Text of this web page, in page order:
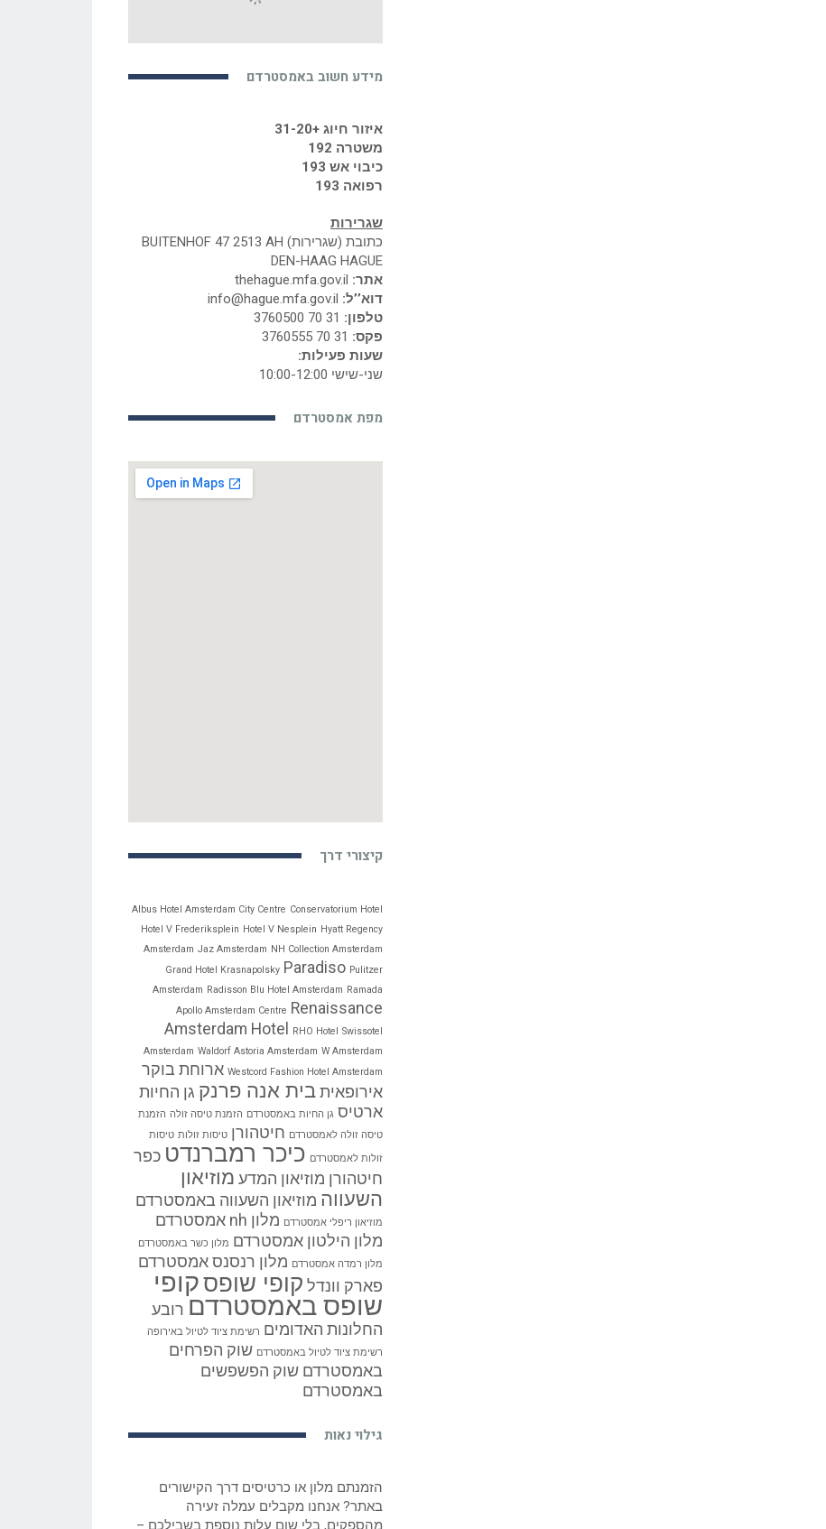
מידע חשוב באמסטרדם
איזור חיוג +31-20
משטרה 192
כיבוי אש 193
רפואה 193
שגרירות
כתובת (שגרירות) BUITENHOF 47 2513 AH
DEN-HAAG HAGUE
אתר:
דוא’’ל:
טלפון:
פקס:
שעות פעילות:
שני-שישי 10:00-12:00
מפת אמסטרדם
קיצורי דרך
Albus Hotel Amsterdam City Centre Conservatorium Hotel
Hotel V Frederiksplein Hotel V Nesplein Hyatt Regency
Amsterdam Jaz Amsterdam NH Collection Amsterdam
Grand Hotel Krasnapolsky Paradiso Pulitzer
Amsterdam Radisson Blu Hotel Amsterdam Ramada
Apollo Amsterdam Centre Renaissance
Amsterdam Hotel
RHO Hotel Swissotel
Amsterdam Waldorf Astoria Amsterdam W Amsterdam
Westcord Fashion Hotel Amsterdam ארוחת בוקר
אירופאית בית אנה פרנק גן החיות
ארטיס גן החיות באמסטרדם הזמנת טיסה זולה הזמנת
טיסה זולה לאמסטרדם חיטהורן טיסות זולות טיסות
זולות לאמסטרדם כיכר רמברנדט כפר
חיטהורן מוזיאון המדע מוזיאון
השעווה מוזיאון השעווה באמסטרדם
מוזיאון ריפלי אמסטרדם מלון nh אמסטרדם
מלון הילטון אמסטרדם מלון כשר באמסטרדם
מלון רמדה אמסטרדם מלון רנסנס אמסטרדם
פארק וונדל קופי שופסקופי
שופס באמסטרדם רובע
החלונות האדומים רשימת ציוד לטיול באירופה
רשימת ציוד לטיול באמסטרדם שוק הפרחים
באמסטרדם שוק הפשפשים
באמסטרדם
גילוי נאות
הזמנתם מלון או כרטיסים דרך הקישורים
באתר? אנחנו מקבלים עמלה זעירה
מהספקים, בלי שום עלות נוספת בשבילכם –